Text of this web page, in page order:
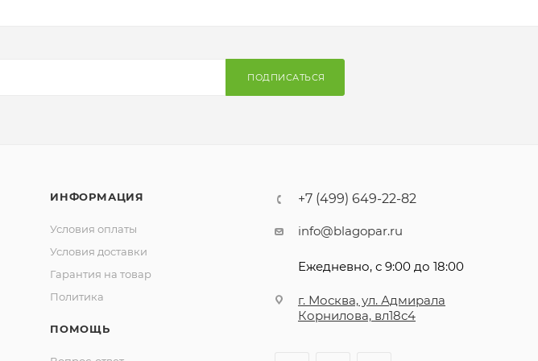
ПОДПИСАТЬСЯ
ИНФОРМАЦИЯ
Условия оплаты
Условия доставки
Гарантия на товар
Политика
ПОМОЩЬ
+7 (499) 649-22-82
info@blagopar.ru
Ежедневно, с 9:00 до 18:00
г. Москва, ул. Адмирала
Корнилова, вл18с4